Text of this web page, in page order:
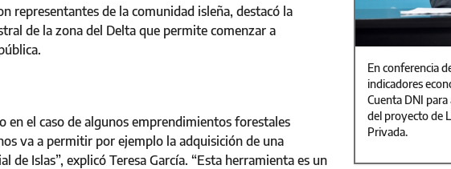
representantes de la comunidad isleña, destacó la
de la zona del Delta que permite comenzar a
en el caso de algunos emprendimientos forestales
va a permitir por ejemplo la adquisición de una
Islas”, explicó Teresa García. “Esta herramienta es un
En conferencia
indicadores
Cuenta DNI
del proyecto de
Privada.